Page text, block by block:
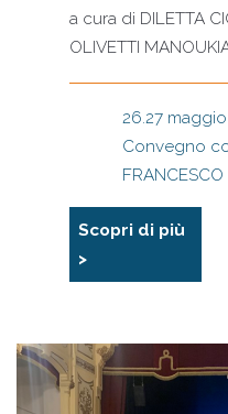
a cura di DILETTA
OLIVETTI
26.27
Convegno
Scopri di più
>